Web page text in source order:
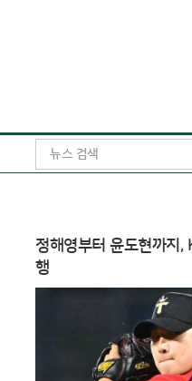
정해영부터 윤도현까지,
행